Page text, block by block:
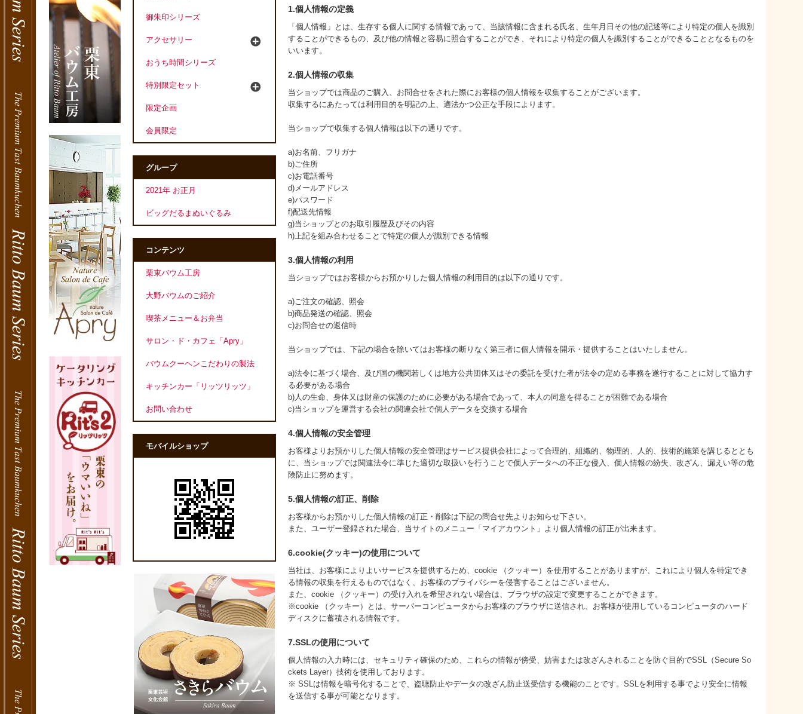
1.個人情報の定義
「個人情報」とは、生存する個人に関する情報であって、当該情報に含まれる氏名、生年月日その他の記述等により特定の個人を識別
することができるもの、及び他の情報と容易に照合することができ、それにより特定の個人を識別することができることとなるものを
いいます。
2.個人情報の収集
当ショップでは商品のご購入、お問合せをされた際にお客様の個人情報を収集することがございます。
収集するにあたっては利用目的を明記の上、適法かつ公正な手段によります。
当ショップで収集する個人情報は以下の通りです。
a)お名前、フリガナ
b)ご住所
c)お電話番号
d)メールアドレス
e)パスワード
f)配送先情報
g)当ショップとのお取引履歴及びその内容
h)上記を組み合わせることで特定の個人が識別できる情報
3.個人情報の利用
当ショップではお客様からお預かりした個人情報の利用目的は以下の通りです。
a)ご注文の確認、照会
b)商品発送の確認、照会
c)お問合せの返信時
当ショップでは、下記の場合を除いてはお客様の断りなく第三者に個人情報を開示・提供することはいたしません。
a)法令に基づく場合、及び国の機関若しくは地方公共団体又はその委託を受けた者が法令の定める事務を遂行することに対して協力す
る必要がある場合
b)人の生命、身体又は財産の保護のために必要がある場合であって、本人の同意を得ることが困難である場合
c)当ショップを運営する会社の関連会社で個人データを交換する場合
4.個人情報の安全管理
お客様よりお預かりした個人情報の安全管理はサービス提供会社によって合理的、組織的、物理的、人的、技術的施策を講じるととも
に、当ショップでは関連法令に準じた適切な取扱いを行うことで個人データへの不正な侵入、個人情報の紛失、改ざん、漏えい等の危
険防止に努めます。
5.個人情報の訂正、削除
お客様からお預かりした個人情報の訂正・削除は下記の問合せ先よりお知らせ下さい。
また、ユーザー登録された場合、当サイトのメニュー「マイアカウント」より個人情報の訂正が出来ます。
6.cookie(クッキー)の使用について
当社は、お客様によりよいサービスを提供するため、cookie （クッキー）を使用することがありますが、これにより個人を特定でき
る情報の収集を行えるものではなく、お客様のプライバシーを侵害することはございません。
また、cookie （クッキー）の受け入れを希望されない場合は、ブラウザの設定で変更することができます。
※cookie （クッキー）とは、サーバーコンピュータからお客様のブラウザに送信され、お客様が使用しているコンピュータのハード
ディスクに蓄積される情報です。
7.SSLの使用について
個人情報の入力時には、セキュリティ確保のため、これらの情報が傍受、妨害または改ざんされることを防ぐ目的でSSL（Secure So
ckets Layer）技術を使用しております。
※ SSLは情報を暗号化することで、盗聴防止やデータの改ざん防止送受信する機能のことです。SSLを利用する事でより安全に情報
を送信する事が可能となります。
御朱印シリーズ
アクセサリー
おうち時間シリーズ
特別限定セット
限定企画
会員限定
グループ
2021年 お正月
ビッグだるまぬいぐるみ
コンテンツ
栗東バウム工房
大野バウムのご紹介
喫茶メニュー＆お弁当
サロン・ド・カフェ「Apry」
バウムクーヘンこだわりの製法
キッチンカー「リッツリッツ」
お問い合わせ
モバイルショップ